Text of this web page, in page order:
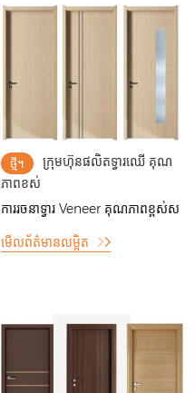
ថ្មី។
ក្រុមហ៊ុនផលិតទ្វារឈើ គុណ
ភាពខ្ពស់
ការរចនាទ្វារ Veneer គុណភាពខ្ពស់ស
មើលព័ត៌មានលម្អិត